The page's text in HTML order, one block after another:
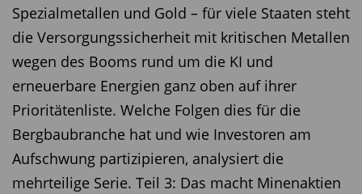
Spezialmetallen und Gold – für viele Staaten steht
die Versorgungssicherheit mit kritischen Metallen
wegen des Booms rund um die KI und
erneuerbare Energien ganz oben auf ihrer
Prioritätenliste. Welche Folgen dies für die
Bergbaubranche hat und wie Investoren am
Aufschwung partizipieren, analysiert die
mehrteilige Serie. Teil 3: Das macht Minenaktien